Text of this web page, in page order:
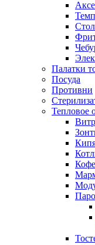
Палатки
Посуда
Противни
Тепловое